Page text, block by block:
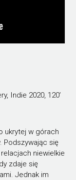
Indie 2020, 120’
ukrytej w górach
Podszywając się
niewielkie
zdaje się
Jednak im